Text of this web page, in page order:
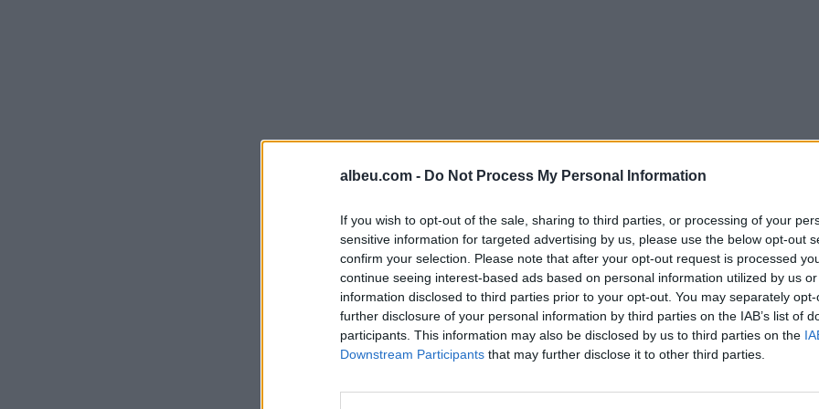
albeu.com - Do Not Process My Personal Information
If you wish to opt-out of the sale, sharing to third parties, or processing of your
sensitive information for targeted advertising by us, please use the below opt-out
confirm your selection. Please note that after your opt-out request is processed
continue seeing interest-based ads based on personal information utilized by us
information disclosed to third parties prior to your opt-out. You may separately
further disclosure of your personal information by third parties on the IAB’s list of
participants. This information may also be disclosed by us to third parties on the
Downstream Participants that may further disclose it to other third parties.